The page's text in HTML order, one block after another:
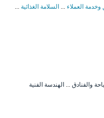
وخدمة العملاء ... السلامة الغذائية ...
والفنادق ... الهندسة الفنية